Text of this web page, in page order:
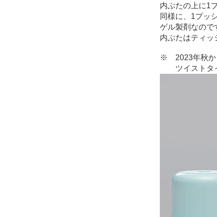
内ぶたの上に1
同様に、1プッ
ゲル製剤なので
内ぶたはティ
※ 2023年秋か
ツイストタ